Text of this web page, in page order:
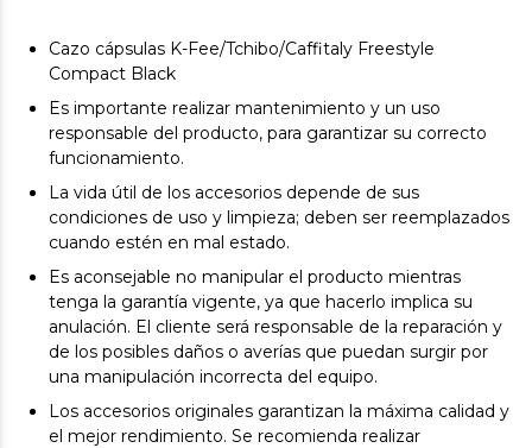
Cazo cápsulas K-Fee/Tchibo/Caffitaly Freestyle
Compact Black
Es importante realizar mantenimiento y un uso
responsable del producto, para garantizar su correcto
funcionamiento.
La vida útil de los accesorios depende de sus
condiciones de uso y limpieza; deben ser reemplazados
cuando estén en mal estado.
Es aconsejable no manipular el producto mientras
tenga la garantía vigente, ya que hacerlo implica su
anulación. El cliente será responsable de la reparación y
de los posibles daños o averías que puedan surgir por
una manipulación incorrecta del equipo.
Los accesorios originales garantizan la máxima calidad y
el mejor rendimiento. Se recomienda realizar